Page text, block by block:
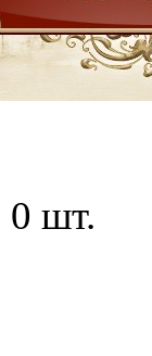
0 шт.